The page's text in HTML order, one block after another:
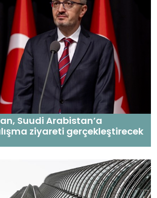
Suudi Arabistan’a
ziyareti gerçekleştirecek